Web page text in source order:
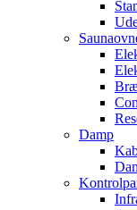
Damp